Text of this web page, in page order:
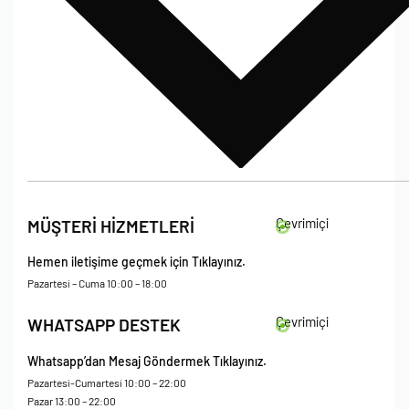
Çerez Politikası
Kişisel Verileri Koruma – Çerez ve Ticari İletişim Açık Rıza Metni
Mesafeli Satış Sözleşmesi
MÜŞTERİ HİZMETLERİ Çevrimiçi
Hemen iletişime geçmek için Tıklayınız.
Pazartesi – Cuma 10:00 – 18:00
WHATSAPP DESTEK Çevrimiçi
Whatsapp’dan Mesaj Göndermek Tıklayınız.
Pazartesi-Cumartesi 10:00 – 22:00
Pazar 13:00 – 22:00